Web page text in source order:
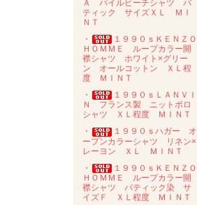
Ａ パイルビーチシャツ バ
ティック サイズＸＬ ＭＩ
ＮＴ
・
１９９０ｓＫＥＮＺＯ
ＨＯＭＭＥ ループカラー開
襟シャツ ホワイト×グリー
ン オールコットン ＸＬ程
度 ＭＩＮＴ
・
１９９０ｓＬＡＮＶＩ
Ｎ フランス製 ニットポロ
シャツ ＸＬ程度 ＭＩＮＴ
・
１９９０ｓハガー オ
ープンカラーシャツ リネン×
レーヨン ＸＬ ＭＩＮＴ
・
１９９０ｓＫＥＮＺＯ
ＨＯＭＭＥ ループカラー開
襟シャツ バティック染 サ
イズＦ ＸＬ程度 ＭＩＮＴ